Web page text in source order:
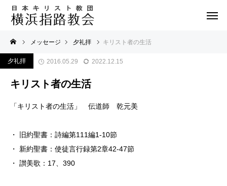
メッセージ 夕礼拝 キリスト者の生活
夕礼拝 2016.05.29 2022.12.15
キリスト者の生活
「キリスト者の生活」 伝道師 乾元美
・ 旧約聖書：詩編第111編1-10節
・ 新約聖書：使徒言行録第2章42-47節
・ 讃美歌：17、390